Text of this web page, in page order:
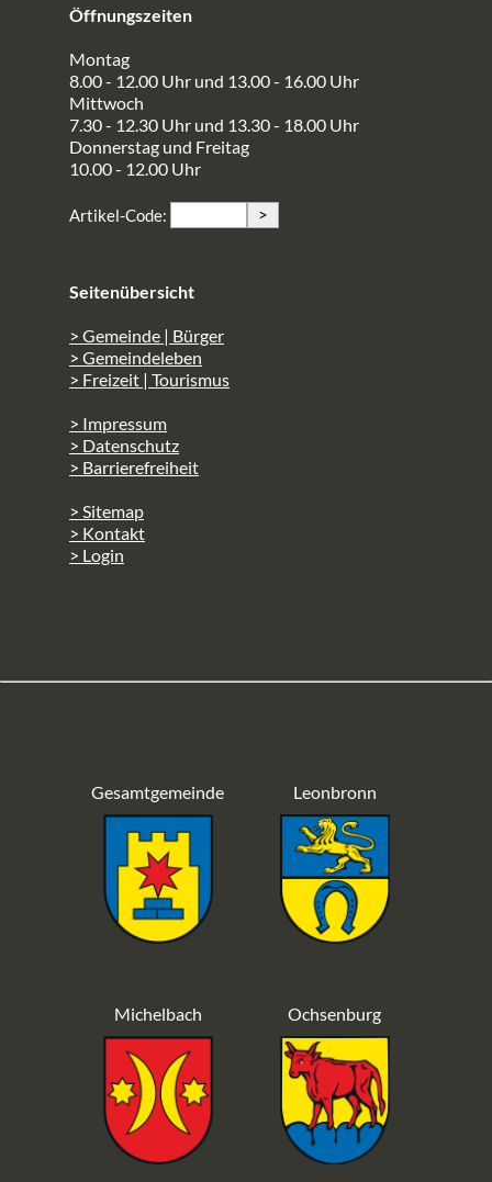
Öffnungszeiten
Montag
8.00 - 12.00 Uhr und 13.00 - 16.00 Uhr
Mittwoch
7.30 - 12.30 Uhr und 13.30 - 18.00 Uhr
Donnerstag und Freitag
10.00 - 12.00 Uhr
Artikel-Code: >
Seitenübersicht
> Gemeinde | Bürger
> Gemeindeleben
> Freizeit | Tourismus
> Impressum
> Datenschutz
> Barrierefreiheit
> Sitemap
> Kontakt
> Login
Gesamtgemeinde Leonbronn
Michelbach Ochsenburg